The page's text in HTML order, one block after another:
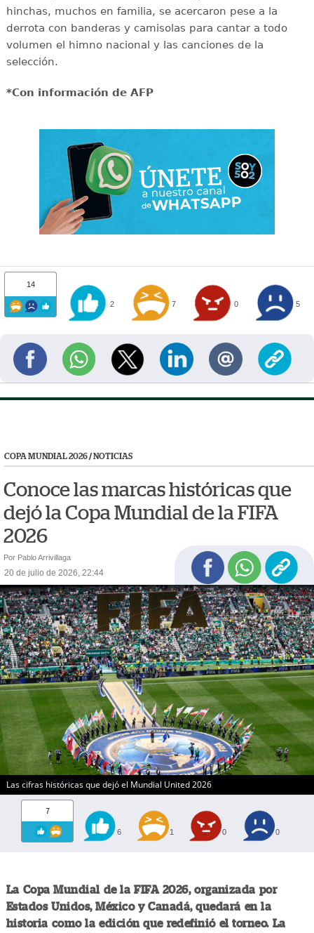
hinchas, muchos en familia, se acercaron pese a la
derrota con banderas y camisolas para cantar a todo
volumen el himno nacional y las canciones de la
selección.
*Con información de AFP
14
2 7 0 5
COPA MUNDIAL 2026/NOTICIAS
Conoce las marcas históricas que
dejó la Copa Mundial de la FIFA
2026
Por Pablo Arrivillaga
20 de julio de 2026, 22:44
Las cifras históricas que dejó el Mundial United 2026
7
6 1 0 0
La Copa Mundial de la FIFA 2026, organizada por
Estados Unidos, México y Canadá, quedará en la
historia como la edición que redefinió el torneo. La